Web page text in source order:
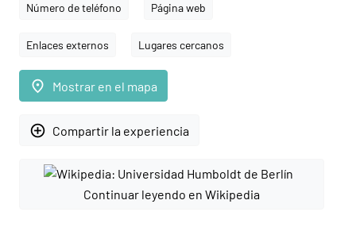
Número de teléfono Página web
Enlaces externos Lugares cercanos
place Mostrar en el mapa
add_circle_outline Compartir la experiencia
Continuar leyendo en Wikipedia